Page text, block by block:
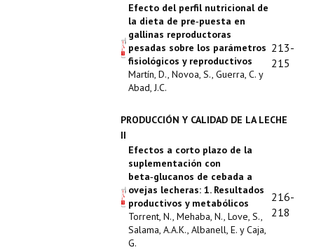
Efecto del perfil nutricional de
la dieta de pre‑puesta en
gallinas reproductoras
pesadas sobre los parámetros
fisiológicos y reproductivos
Martín, D., Novoa, S., Guerra, C. y
Abad, J.C.
213-
215
PRODUCCIÓN Y CALIDAD DE LA LECHE
II
Efectos a corto plazo de la
suplementación con
beta‑glucanos de cebada a
ovejas lecheras: 1. Resultados
productivos y metabólicos
Torrent, N., Mehaba, N., Love, S.,
Salama, A.A.K., Albanell, E. y Caja,
G.
216-
218